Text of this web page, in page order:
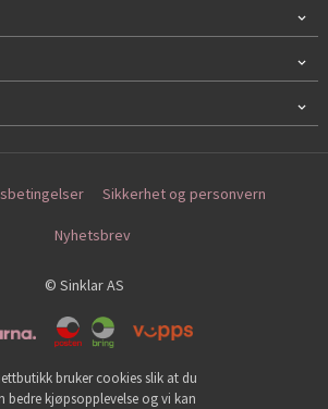
Sikkerhet og personvern
Nyhetsbrev
© Sinklar AS
bruker cookies slik at du
bedre kjøpsopplevelse og vi kan